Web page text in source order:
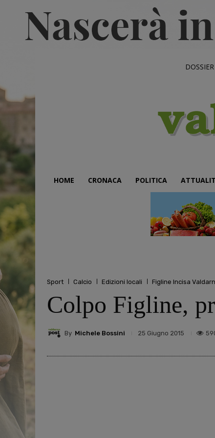
DOSSIER
HOME CRONACA POLITICA
Sport Calcio Edizioni locali Figline Incisa
Colpo Figline,
By Michele Bossini 25 Giugno 2015